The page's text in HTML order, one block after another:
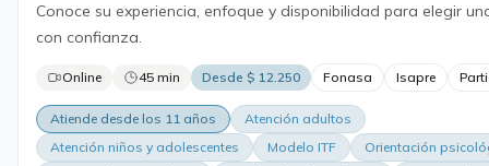
Conoce su experiencia, enfoque y disponibilidad para elegir
con confianza.
Online 45 min Desde $ 12.250 Fonasa Isapre
Atiende desde los 11 años
Atención adultos
Atención niños y adolescentes
Modelo ITF
Orientación